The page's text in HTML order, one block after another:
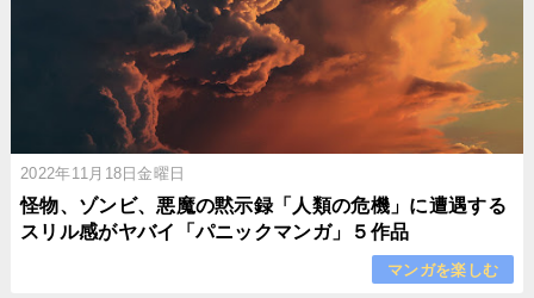
2022年11月18日金曜日
怪物、ゾンビ、悪魔の黙示録「人類の危機」に遭遇する
スリル感がヤバイ「パニックマンガ」５作品
マンガを楽しむ